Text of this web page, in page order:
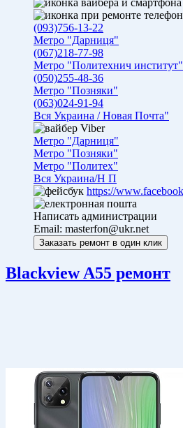
(093)756-13-22
Метро "Дарниця"
(067)218-77-98
Метро "Политехнич институт"
(050)255-48-36
Метро "Позняки"
(063)024-91-94
Вся Украина / Новая Почта"
Viber
Метро "Дарниця"
Метро "Позняки"
Метро "Политех"
Вся Украина/Н П
https://
Написать администрации
Email: masterfon@ukr.net
Blackview A55 ремонт